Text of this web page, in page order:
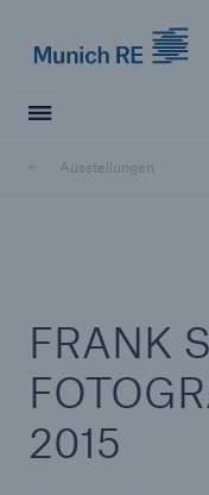
Ausstellungen
FRANK
2015